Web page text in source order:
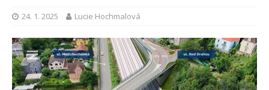
24. 1. 2025 Lucie Hochmalová